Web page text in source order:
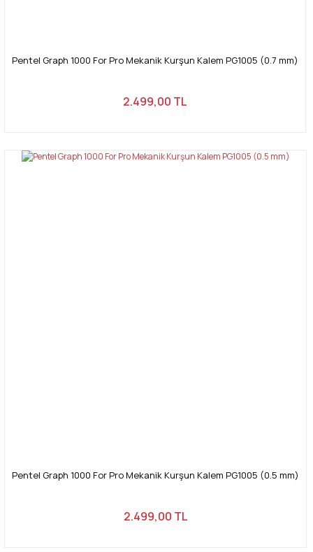
Pentel Graph 1000 For Pro Mekanik Kurşun Kalem PG1005 (0.7 mm)
2.499,00 TL
Pentel Graph 1000 For Pro Mekanik Kurşun Kalem PG1005 (0.5 mm)
2.499,00 TL